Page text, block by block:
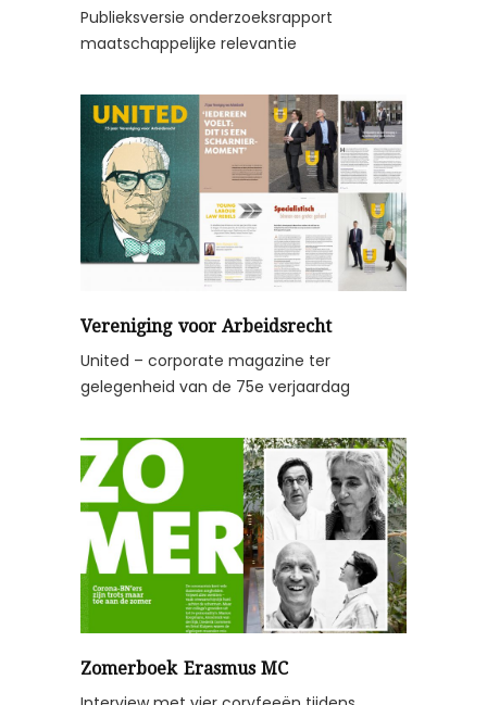
Publieksversie onderzoeksrapport
maatschappelijke relevantie
Vereniging voor Arbeidsrecht
United – corporate magazine ter
gelegenheid van de 75e verjaardag
Zomerboek Erasmus MC